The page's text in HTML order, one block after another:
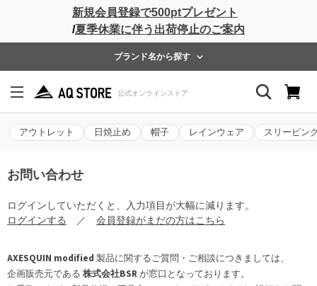
新規会員登録で500ptプレゼント
/夏季休業に伴う出荷停止のご案内
ブランド名から探す
アウトレット 日焼止め 帽子 レインウェア スリーピン
お問い合わせ
ログインしていただくと、入力項目が大幅に減ります。
ログインする ／ 会員登録がまだの方はこちら
AXESQUIN modified 製品に関するご質問・ご相談につきましては、
企画販売元である 株式会社BSRが窓口となっております。